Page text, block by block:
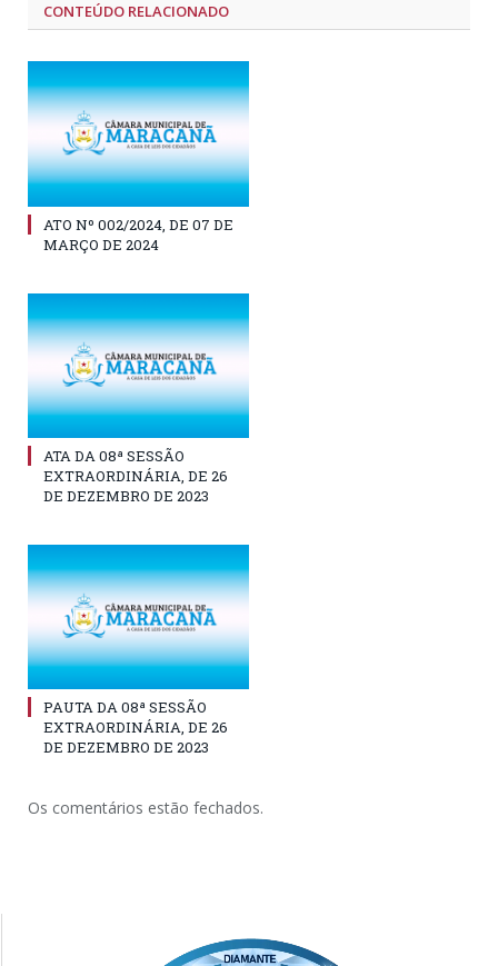
CONTEÚDO RELACIONADO
ATO Nº 002/2024, DE 07 DE
MARÇO DE 2024
ATA DA 08ª SESSÃO
EXTRAORDINÁRIA, DE 26
DE DEZEMBRO DE 2023
PAUTA DA 08ª SESSÃO
EXTRAORDINÁRIA, DE 26
DE DEZEMBRO DE 2023
Os comentários estão fechados.